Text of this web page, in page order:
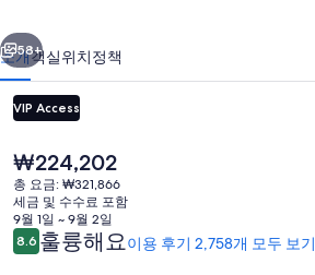
시
스
코
의
사
진
갤
58+
소개객실위치정책
VIP Access
현
재
가
격
은
₩224,202
₩224,202
총 요금: ₩321,866
세금 및 수수료 포함
9월 1일 ~ 9월 2일
이
용
8.610점 만점 중 8.6점.
훌륭해요이용 후기 2,758개 모두 보기